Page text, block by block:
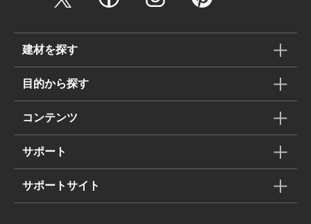
建材を探す
目的から探す
コンテンツ
サポート
サポートサイト